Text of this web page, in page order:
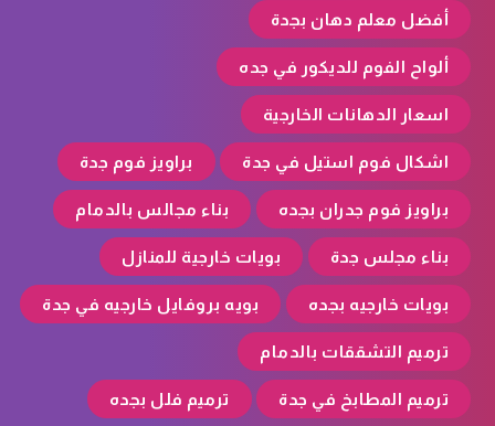
أفضل معلم دهان بجدة
ألواح الفوم للديكور في جده
اسعار الدهانات الخارجية
اشكال فوم استيل في جدة براويز فوم جدة
براويز فوم جدران بجده بناء مجالس بالدمام
بناء مجلس جدة بويات خارجية للمنازل
بويات خارجيه بجده بويه بروفايل خارجيه في جدة
ترميم التشققات بالدمام
ترميم المطابخ في جدة ترميم فلل بجده